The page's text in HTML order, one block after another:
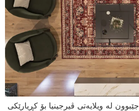
لە ویلایەتی ڤیرجینیا بۆ کڕیارێکی